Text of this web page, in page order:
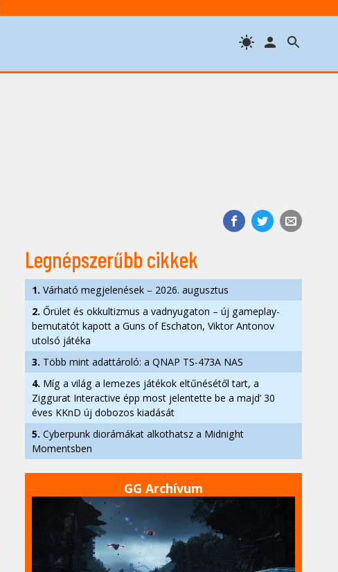
Legnépszerűbb cikkek
1. Várható megjelenések – 2026. augusztus
2. Őrület és okkultizmus a vadnyugaton – új gameplay-
bemutatót kapott a Guns of Eschaton, Viktor Antonov
utolsó játéka
3. Több mint adattároló: a QNAP TS-473A NAS
4. Míg a világ a lemezes játékok eltűnésétől tart, a
Ziggurat Interactive épp most jelentette be a majd’ 30
éves KKnD új dobozos kiadását
5. Cyberpunk diorámákat alkothatsz a Midnight
Momentsben
GG Archívum